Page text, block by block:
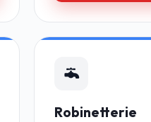
Robinetterie